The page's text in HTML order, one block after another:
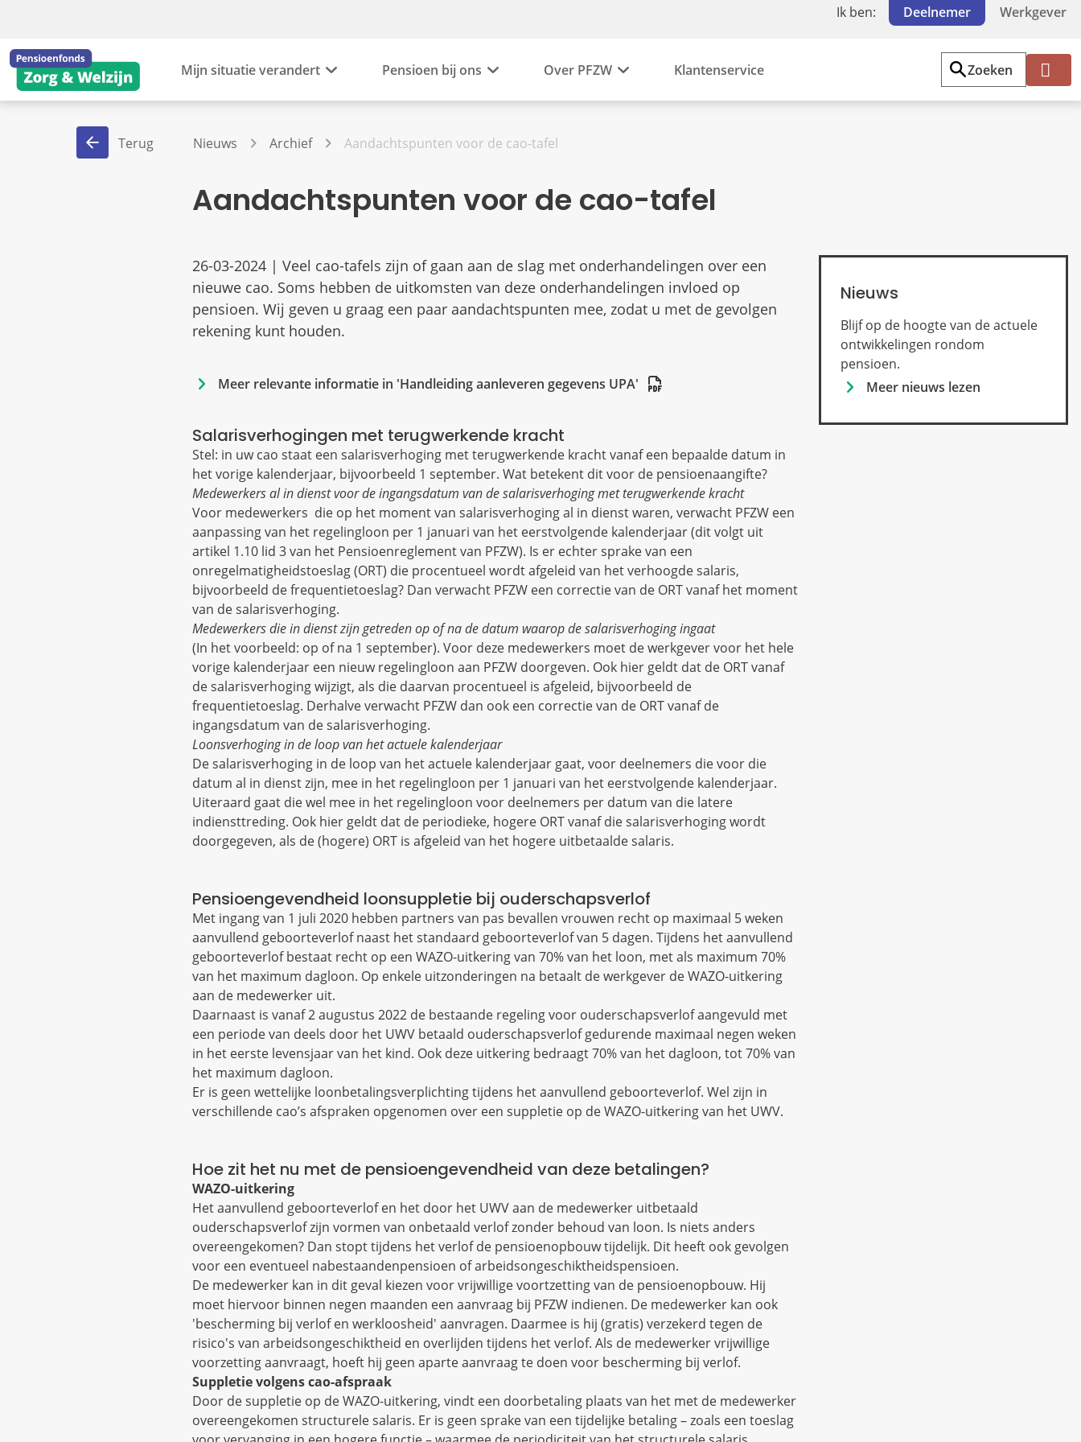
Ik ben: Deelnemer Werkgever
Mijn situatie verandert Pensioen bij ons Over PFZW Klantenservice
Zoeken
Mi
Terug Nieuws Archief Aandachtspunten voor de cao-tafel
Aandachtspunten voor de cao-tafel
26-03-2024 | Veel cao-tafels zijn of gaan aan de slag met onderhandelingen over een
nieuwe cao. Soms hebben de uitkomsten van deze onderhandelingen invloed op
pensioen. Wij geven u graag een paar aandachtspunten mee, zodat u met de gevolgen
rekening kunt houden.
Meer relevante informatie in 'Handleiding aanleveren gegevens UPA'
Salarisverhogingen met terugwerkende kracht
Stel: in uw cao staat een salarisverhoging met terugwerkende kracht vanaf een bepaalde datum in
het vorige kalenderjaar, bijvoorbeeld 1 september. Wat betekent dit voor de pensioenaangifte?
Medewerkers al in dienst voor de ingangsdatum van de salarisverhoging met terugwerkende kracht
Voor medewerkers die op het moment van salarisverhoging al in dienst waren, verwacht PFZW een
aanpassing van het regelingloon per 1 januari van het eerstvolgende kalenderjaar (dit volgt uit
artikel 1.10 lid 3 van het Pensioenreglement van PFZW). Is er echter sprake van een
onregelmatigheidstoeslag (ORT) die procentueel wordt afgeleid van het verhoogde salaris,
bijvoorbeeld de frequentietoeslag? Dan verwacht PFZW een correctie van de ORT vanaf het moment
van de salarisverhoging.
Medewerkers die in dienst zijn getreden op of na de datum waarop de salarisverhoging ingaat
(In het voorbeeld: op of na 1 september). Voor deze medewerkers moet de werkgever voor het hele
vorige kalenderjaar een nieuw regelingloon aan PFZW doorgeven. Ook hier geldt dat de ORT vanaf
de salarisverhoging wijzigt, als die daarvan procentueel is afgeleid, bijvoorbeeld de
frequentietoeslag. Derhalve verwacht PFZW dan ook een correctie van de ORT vanaf de
ingangsdatum van de salarisverhoging.
Loonsverhoging in de loop van het actuele kalenderjaar
De salarisverhoging in de loop van het actuele kalenderjaar gaat, voor deelnemers die voor die
datum al in dienst zijn, mee in het regelingloon per 1 januari van het eerstvolgende kalenderjaar.
Uiteraard gaat die wel mee in het regelingloon voor deelnemers per datum van die latere
indiensttreding. Ook hier geldt dat de periodieke, hogere ORT vanaf die salarisverhoging wordt
doorgegeven, als de (hogere) ORT is afgeleid van het hogere uitbetaalde salaris.
Pensioengevendheid loonsuppletie bij ouderschapsverlof
Met ingang van 1 juli 2020 hebben partners van pas bevallen vrouwen recht op maximaal 5 weken
aanvullend geboorteverlof naast het standaard geboorteverlof van 5 dagen. Tijdens het aanvullend
geboorteverlof bestaat recht op een WAZO-uitkering van 70% van het loon, met als maximum 70%
van het maximum dagloon. Op enkele uitzonderingen na betaalt de werkgever de WAZO-uitkering
aan de medewerker uit.
Daarnaast is vanaf 2 augustus 2022 de bestaande regeling voor ouderschapsverlof aangevuld met
een periode van deels door het UWV betaald ouderschapsverlof gedurende maximaal negen weken
in het eerste levensjaar van het kind. Ook deze uitkering bedraagt 70% van het dagloon, tot 70% van
het maximum dagloon.
Er is geen wettelijke loonbetalingsverplichting tijdens het aanvullend geboorteverlof. Wel zijn in
verschillende cao’s afspraken opgenomen over een suppletie op de WAZO-uitkering van het UWV.
Hoe zit het nu met de pensioengevendheid van deze betalingen?
WAZO-uitkering
Het aanvullend geboorteverlof en het door het UWV aan de medewerker uitbetaald
ouderschapsverlof zijn vormen van onbetaald verlof zonder behoud van loon. Is niets anders
overeengekomen? Dan stopt tijdens het verlof de pensioenopbouw tijdelijk. Dit heeft ook gevolgen
voor een eventueel nabestaandenpensioen of arbeidsongeschiktheidspensioen.
De medewerker kan in dit geval kiezen voor vrijwillige voortzetting van de pensioenopbouw. Hij
moet hiervoor binnen negen maanden een aanvraag bij PFZW indienen. De medewerker kan ook
'bescherming bij verlof en werkloosheid' aanvragen. Daarmee is hij (gratis) verzekerd tegen de
risico's van arbeidsongeschiktheid en overlijden tijdens het verlof. Als de medewerker vrijwillige
voorzetting aanvraagt, hoeft hij geen aparte aanvraag te doen voor bescherming bij verlof.
Suppletie volgens cao-afspraak
Door de suppletie op de WAZO-uitkering, vindt een doorbetaling plaats van het met de medewerker
overeengekomen structurele salaris. Er is geen sprake van een tijdelijke betaling – zoals een toeslag
Nieuws
Blijf op de hoogte van de actuele
ontwikkelingen rondom
pensioen.
Meer nieuws lezen